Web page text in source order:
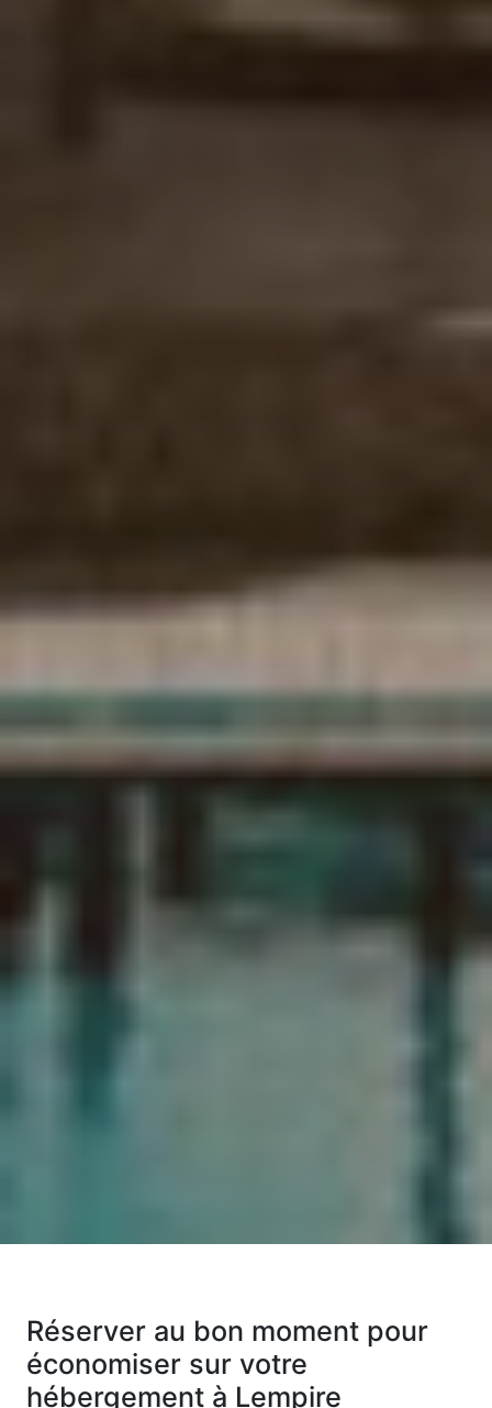
Réserver au bon moment pour
économiser sur votre
hébergement à Lempire